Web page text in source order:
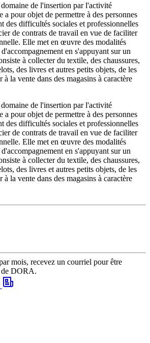
de l'insertion par l'activité
pour objet de permettre à des personnes
des difficultés sociales et professionnelles
de contrats de travail en vue de faciliter
Elle met en œuvre des modalités
en s'appuyant sur un
à collecter du textile, des chaussures,
des livres et autres petits objets, de les
à la vente dans des magasins à caractère
de l'insertion par l'activité
pour objet de permettre à des personnes
des difficultés sociales et professionnelles
de contrats de travail en vue de faciliter
Elle met en œuvre des modalités
en s'appuyant sur un
à collecter du textile, des chaussures,
des livres et autres petits objets, de les
à la vente dans des magasins à caractère
mois, recevez un courriel pour être
de DORA.